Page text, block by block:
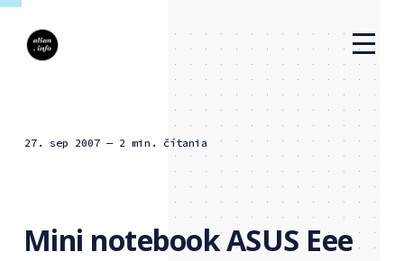
27. sep 2007 — 2 min. čítania
Mini notebook ASUS Eee